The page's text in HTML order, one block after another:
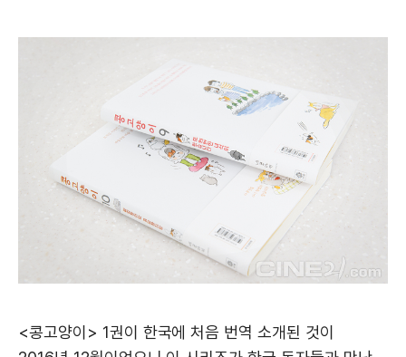
<콩고양이> 1권이 한국에 처음 번역 소개된 것이